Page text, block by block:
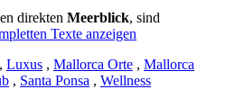
direkten Meerblick, sind
Texte anzeigen
, Luxus , Mallorca Orte , Mallorca
, Santa Ponsa , Wellness